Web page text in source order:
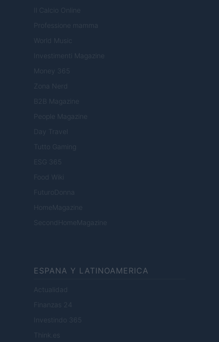
Il Calcio Online
Professione mamma
World Music
Investimenti Magazine
Money 365
Zona Nerd
B2B Magazine
People Magazine
Day Travel
Tutto Gaming
ESG 365
Food Wiki
FuturoDonna
HomeMagazine
SecondHomeMagazine
ESPANA Y LATINOAMERICA
Actualidad
Finanzas 24
Investindo 365
Think.es